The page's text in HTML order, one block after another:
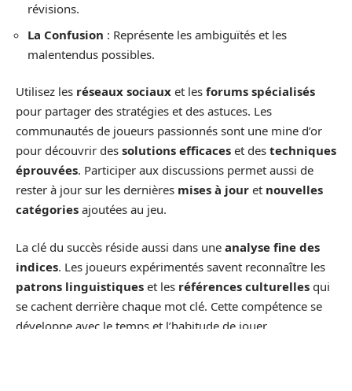
révisions.
La Confusion : Représente les ambiguïtés et les
malentendus possibles.
Utilisez les réseaux sociaux et les forums spécialisés
pour partager des stratégies et des astuces. Les
communautés de joueurs passionnés sont une mine d’or
pour découvrir des solutions efficaces et des techniques
éprouvées. Participer aux discussions permet aussi de
rester à jour sur les dernières mises à jour et nouvelles
catégories ajoutées au jeu.
La clé du succès réside aussi dans une analyse fine des
indices. Les joueurs expérimentés savent reconnaître les
patrons linguistiques et les références culturelles qui
se cachent derrière chaque mot clé. Cette compétence se
développe avec le temps et l’habitude de jouer